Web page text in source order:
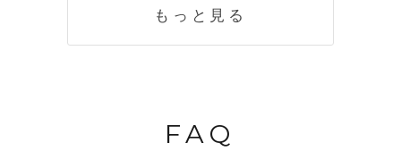
もっと見る
FAQ